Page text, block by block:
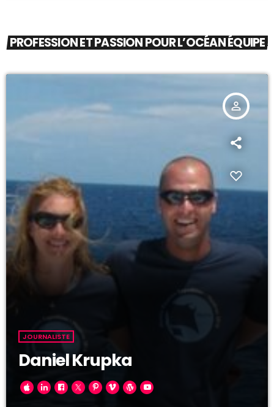
PROFESSION ET PASSION POUR L’OCÉAN ÉQUIPE
person_outline
JOURNALISTE
Daniel Krupka